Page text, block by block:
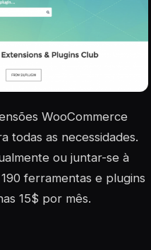
WooCommerce
todas as necessidades.
ou juntar-se à
ferramentas e plugins
15$ por mês.